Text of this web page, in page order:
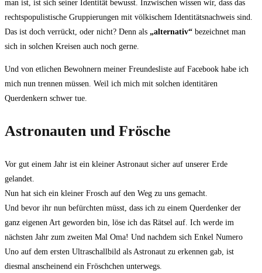
man ist, ist sich seiner Identität bewusst. Inzwischen wissen wir, dass das
rechtspopulistische Gruppierungen mit völkischem Identitätsnachweis sind.
Das ist doch verrückt, oder nicht? Denn als „alternativ“ bezeichnet man
sich in solchen Kreisen auch noch gerne.
Und von etlichen Bewohnern meiner Freundesliste auf Facebook habe ich
mich nun trennen müssen. Weil ich mich mit solchen identitären
Querdenkern schwer tue.
Astronauten und Frösche
Vor gut einem Jahr ist ein kleiner Astronaut sicher auf unserer Erde
gelandet.
Nun hat sich ein kleiner Frosch auf den Weg zu uns gemacht.
Und bevor ihr nun befürchten müsst, dass ich zu einem Querdenker der
ganz eigenen Art geworden bin, löse ich das Rätsel auf. Ich werde im
nächsten Jahr zum zweiten Mal Oma! Und nachdem sich Enkel Numero
Uno auf dem ersten Ultraschallbild als Astronaut zu erkennen gab, ist
diesmal anscheinend ein Fröschchen unterwegs.